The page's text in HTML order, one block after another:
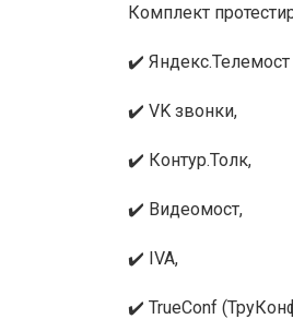
Комплект
✔️ Яндекс.Телемост
✔️ VK звонки,
✔️ Контур.Толк,
✔️ Видеомост,
✔️ IVA,
✔️ TrueConf